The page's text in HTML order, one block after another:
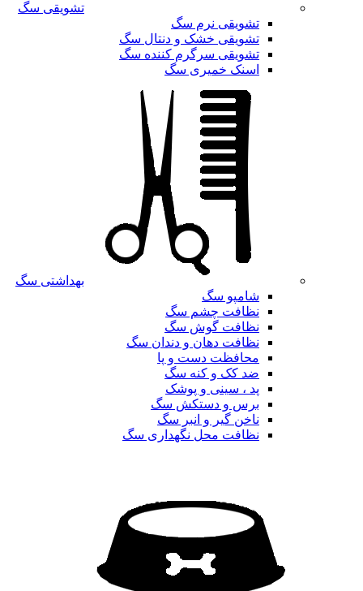
تشویقی سگ
تشویقی نرم سگ
تشویقی خشک و دنتال سگ
تشویقی سرگرم کننده سگ
اسنک خمیری سگ
بهداشتی سگ
شامپو سگ
نظافت چشم سگ
نظافت گوش سگ
نظافت دهان و دندان سگ
محافظت دست و پا
ضد کک و کنه سگ
پد ، سینی و پوشک
برس و دستکش سگ
ناخن گیر و انبر سگ
نظافت محل نگهداری سگ